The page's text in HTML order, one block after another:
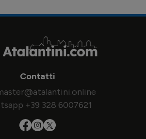
Contatti
+39 328 6007621